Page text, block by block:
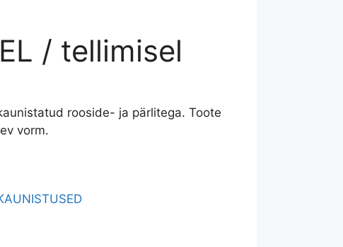
/ tellimisel
rooside- ja pärlitega. Toote
vorm.